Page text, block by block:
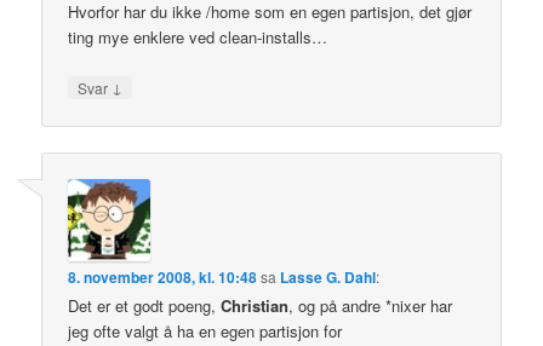
Hvorfor har du ikke /home som en egen partisjon, det gjør
ting mye enklere ved clean-installs…
Svar ↓
8. november 2008, kl. 10:48sa Lasse G. Dahl:
Det er et godt poeng,Christian, og på andre *nixer har
jeg ofte valgt å ha en egen partisjon for